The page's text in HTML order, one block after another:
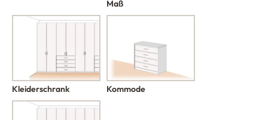
Maß
Kleiderschrank Kommode